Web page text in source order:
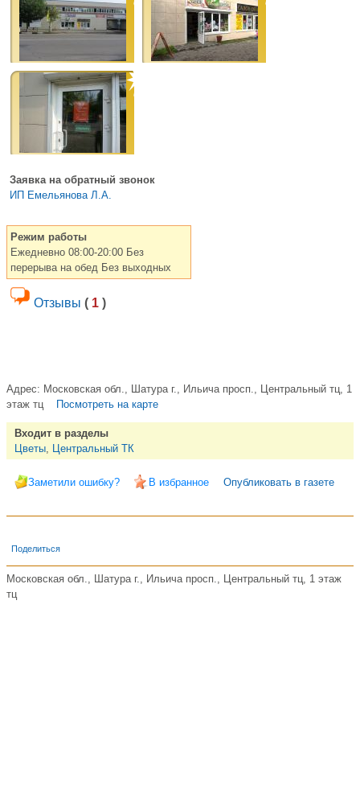
Заявка на обратный звонок
ИП Емельянова Л.А.
Режим работы
Ежедневно 08:00-20:00 Без
перерыва на обед Без выходных
Отзывы ( 1 )
Адрес: Московская обл., Шатура г., Ильича просп., Центральный тц, 1
этаж тц
Посмотреть на карте
Входит в разделы
Цветы, Центральный ТК
Заметили ошибку? В избранное Опубликовать в газете
Поделиться
Московская обл., Шатура г., Ильича просп., Центральный тц, 1 этаж
тц